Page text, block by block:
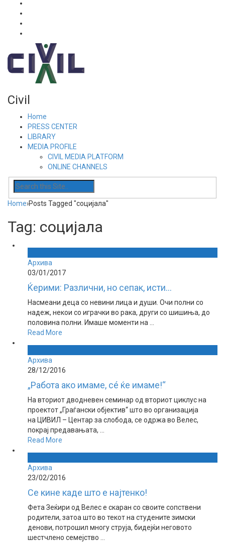
Civil
Home
PRESS CENTER
LIBRARY
MEDIA PROFILE
CIVIL MEDIA PLATFORM
ONLINE CHANNELS
Home›Posts Tagged "социјала"
Tag: социјала
Архива
03/01/2017
Ќерими: Различни, но сепак, исти...
Насмеани деца со невини лица и души. Очи полни со
надеж, некои со играчки во рака, други со шишиња, до
половина полни. Имаше моменти на ...
Read More
Архива
28/12/2016
„Работа ако имаме, сé ќе имаме!“
На вториот дводневен семинар од вториот циклус на
проектот „Граѓански објектив“ што во организација
на ЦИВИЛ – Центар за слобода, се одржа во Велес,
покрај предавањата, ...
Read More
Архива
23/02/2016
Се кине каде што е најтенко!
Фета Зеќири од Велес е скаран со своите сопствени
родители, затоа што во текот на студените зимски
денoви, потрошил многу струја, бидејќи неговото
шестчлено семејство ...